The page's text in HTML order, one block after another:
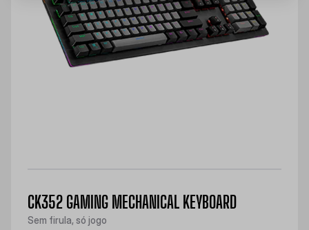
CK352 GAMING MECHANICAL KEYBOARD
Sem firula, só jogo